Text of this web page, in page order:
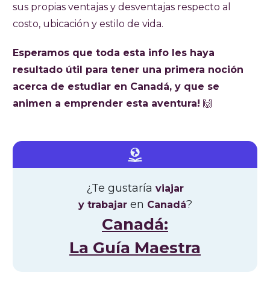
sus propias ventajas y desventajas respecto al
costo, ubicación y estilo de vida.
Esperamos que toda esta info les haya
resultado útil para tener una primera noción
acerca de estudiar en Canadá, y que se
animen a emprender esta aventura! 🙌
¿Te gustaría viajar
y trabajaren Canadá?
Canadá:
La Guía Maestra